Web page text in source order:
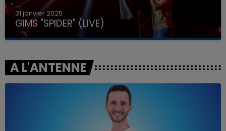
31 janvier 2025
GIMS "SPIDER" (LIVE)
A L'ANTENNE